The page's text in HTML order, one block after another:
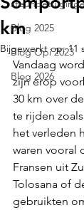
Blog 2025
Blog Opi 2023
Blog 2026
km
Bijgewerkt op:11
Vandaag
zijn erop
30 km over
te rijden
het verleden
waren vooral
Fransen uit
Tolosana of
gebruikten